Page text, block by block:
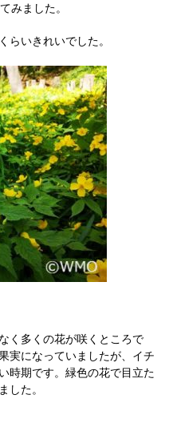
みました。
らいきれいでした。
く多くの花が咲くところで
実になっていましたが、イチ
時期です。緑色の花で目立た
した。